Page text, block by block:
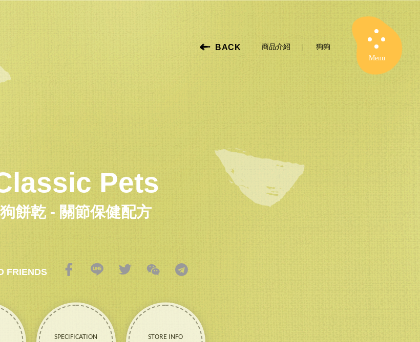
Menu Close
BACK 商品介紹 狗狗
Pets
狗餅乾 - 關節保健配方
FRIENDS
SPECIFICATION
STORE INFO